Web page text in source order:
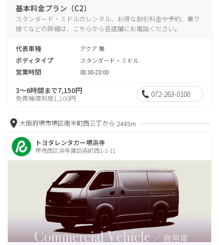
基本料金プラン（C2）
スタンダード・ミドルのレンタル、お得な割引料金や予約、乗り
捨てなどの詳細は、こちらから各店舗にお電話ください。
代表車種 アクア 等
ボディタイプ スタンダード・ミドル
営業時間 08:00-20:00
3～6時間まで7,150円
免責補償制度1,100円 072-263-0100
大阪府堺市堺区南半町西三丁から 2445m
トヨタレンタカー堺浜寺
堺市西区浜寺諏訪森町西1-1-11